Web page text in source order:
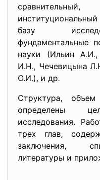
базу
фундаментальные
науки (Ильин
И.Н., Чечевицына
О.И.), и др.
Структура,
определены
исследования.
трех глав,
заключения,
литературы и